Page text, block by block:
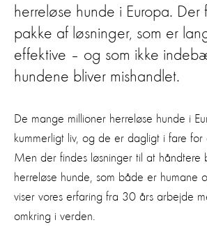
herreløse hunde i Europa. Der
pakke af løsninger, som er
effektive – og som ikke
hundene bliver mishandlet.
De mange millioner herreløse hunde i
kummerligt liv, og de er dagligt i fare for
Men der findes løsninger til at håndtere
herreløse hunde, som både er humane
viser vores erfaring fra 30 års arbejde
omkring i verden.